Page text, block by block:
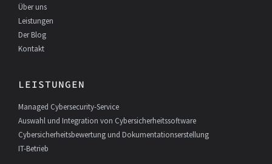
Über uns
Leistungen
Der Blog
Kontakt
LEISTUNGEN
Managed Cybersecurity-Service
Auswahl und Integration von Cybersicherheitssoftware
Cybersicherheitsbewertung und Dokumentationserstellung
IT-Betrieb